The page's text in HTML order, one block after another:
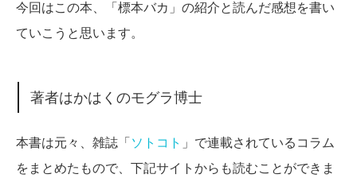
今回はこの本、「標本バカ」の紹介と読んだ感想を書い
ていこうと思います。
著者はかはくのモグラ博士
本書は元々、雑誌「 ソトコト 」で連載されているコラム
をまとめたもので、下記サイトからも読むことができま